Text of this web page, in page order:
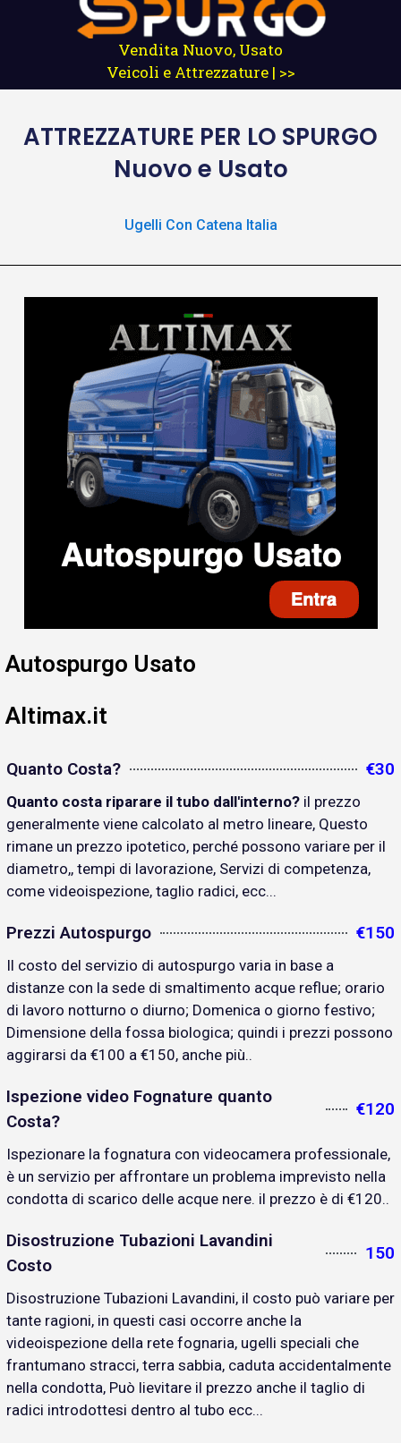
Vendita Nuovo, Usato
Veicoli e Attrezzature | >>
ATTREZZATURE PER LO SPURGO
Nuovo e Usato
Ugelli Con Catena Italia
Autospurgo Usato
Altimax.it
Quanto Costa? €30
Quanto costa riparare il tubo dall'interno? il prezzo
generalmente viene calcolato al metro lineare, Questo
rimane un prezzo ipotetico, perché possono variare per il
diametro,, tempi di lavorazione, Servizi di competenza,
come videoispezione, taglio radici, ecc...
Prezzi Autospurgo €150
Il costo del servizio di autospurgo varia in base a
distanze con la sede di smaltimento acque reflue; orario
di lavoro notturno o diurno; Domenica o giorno festivo;
Dimensione della fossa biologica; quindi i prezzi possono
aggirarsi da €100 a €150, anche più..
Ispezione video Fognature quanto
Costa?
€120
Ispezionare la fognatura con videocamera professionale,
è un servizio per affrontare un problema imprevisto nella
condotta di scarico delle acque nere. il prezzo è di €120..
Disostruzione Tubazioni Lavandini
Costo
150
Disostruzione Tubazioni Lavandini, il costo può variare per
tante ragioni, in questi casi occorre anche la
videoispezione della rete fognaria, ugelli speciali che
frantumano stracci, terra sabbia, caduta accidentalmente
nella condotta, Può lievitare il prezzo anche il taglio di
radici introdottesi dentro al tubo ecc...